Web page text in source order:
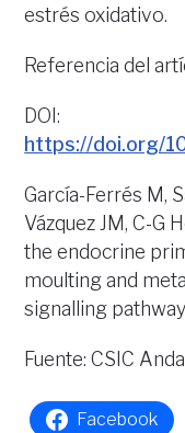
estrés oxidativo.
Referencia del
DOI:
https://doi.org/
García-Ferrés M,
Vázquez JM, C-G
the endocrine
moulting and
signalling
Fuente: CSIC
Facebook